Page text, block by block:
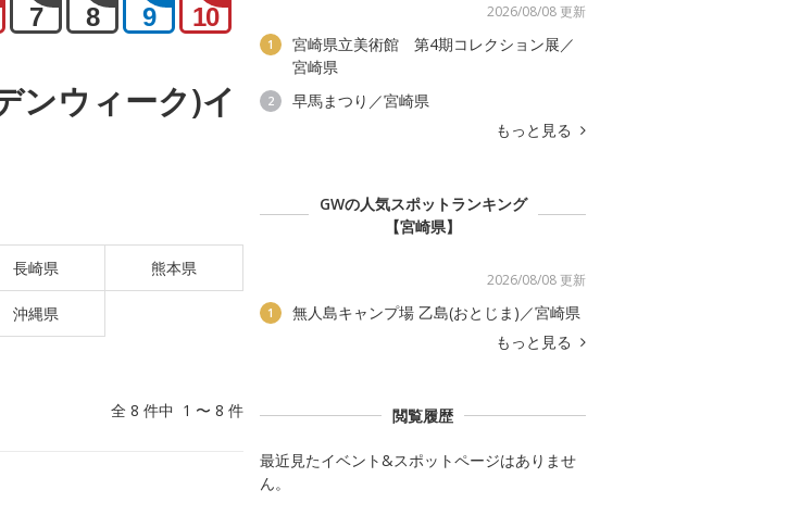
7 8 9 10
ンウィーク)イ
長崎県 熊本県
沖縄県
全 8 件中 1 〜 8 件
2026/08/08 更新
1
宮崎県立美術館 第4期コレクション展／
宮崎県
2
早馬まつり／宮崎県
もっと見る
GWの人気スポットランキング
【宮崎県】
2026/08/08 更新
1
無人島キャンプ場 乙島(おとじま)／宮崎県
もっと見る
閲覧履歴
最近見たイベント&スポットページはありませ
ん。